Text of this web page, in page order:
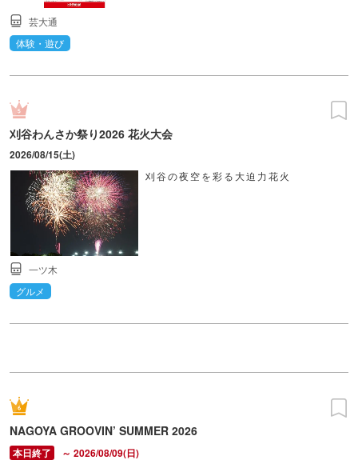
芸大通
体験・遊び
刈谷わんさか祭り2026 花火大会
2026/08/15(土)
刈谷の夜空を彩る大迫力花火
一ツ木
グルメ
NAGOYA GROOVIN’ SUMMER 2026
～ 2026/08/09(日)